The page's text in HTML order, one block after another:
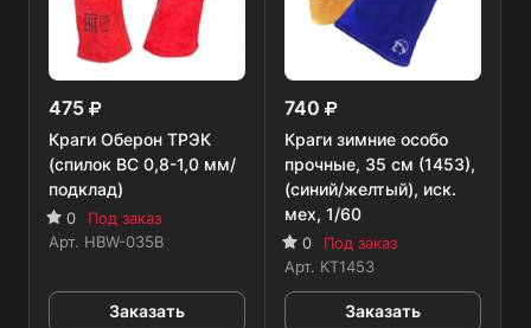
475
Краги Оберон ТРЭК
(спилок BC 0,8-1,0 мм/
подклад)
0
Под заказ
Арт. HBW-035B
Заказать
740
Краги зимние особо
прочные, 35 см (1453),
(синий/желтый), иск.
мех, 1/60
0
Под заказ
Арт. КТ1453
Заказать